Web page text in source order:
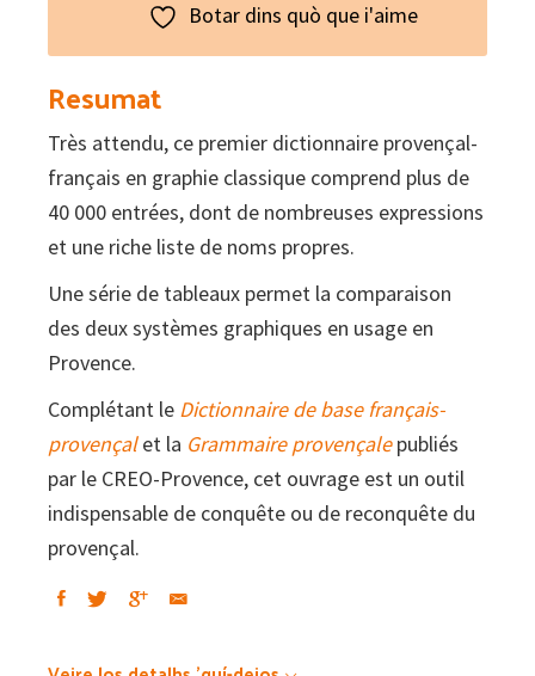
francés
quantity
Botar dins quò que i'aime
Resumat
Très attendu, ce premier dictionnaire provençal-
français en graphie classique comprend plus de
40 000 entrées, dont de nombreuses expressions
et une riche liste de noms propres.
Une série de tableaux permet la comparaison
des deux systèmes graphiques en usage en
Provence.
Complétant le Dictionnaire de base français-
provençalet la Grammaire provençalepubliés
par le CREO-Provence, cet ouvrage est un outil
indispensable de conquête ou de reconquête du
provençal.